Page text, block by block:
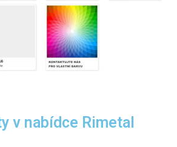
v nabídce Rimetal